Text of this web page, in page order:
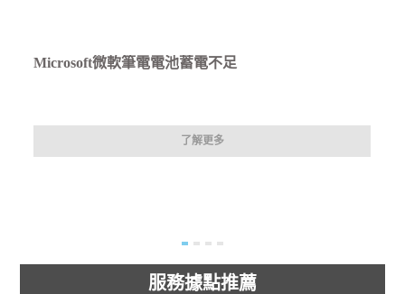
Microsoft微軟筆電電池蓄電不足
了解更多
服務據點推薦